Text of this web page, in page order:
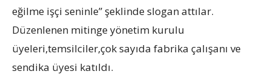
eğilme işçi seninle” şeklinde slogan attılar.
Düzenlenen mitinge yönetim kurulu
üyeleri,temsilciler,çok sayıda fabrika çalışanı ve
sendika üyesi katıldı.